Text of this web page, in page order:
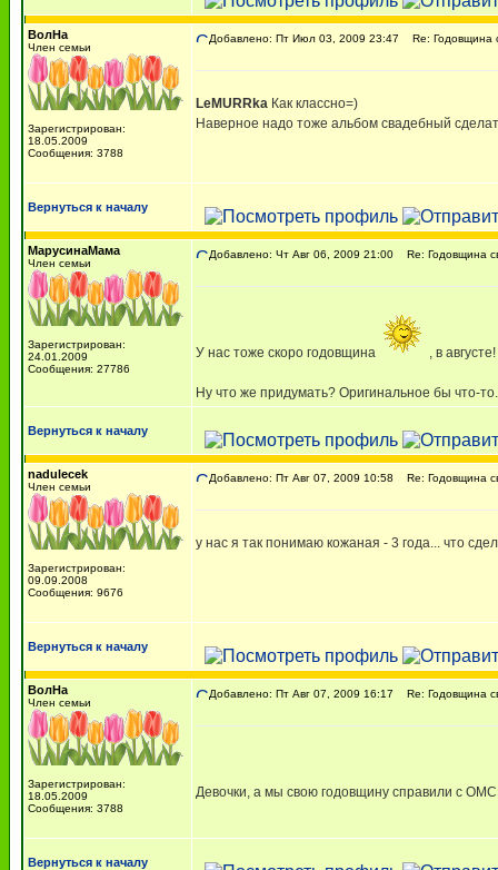
ВолНа
Член семьи
Зарегистрирован:
18.05.2009
Сообщения: 3788
Добавлено: Пт Июл 03, 2009 23:47 Re: Годовщина
LeMURRka Как классно=)
Наверное надо тоже альбом свадебный
Вернуться к началу
МарусинаМама
Член семьи
Зарегистрирован:
24.01.2009
Сообщения: 27786
Добавлено: Чт Авг 06, 2009 21:00 Re: Годовщина
У нас тоже скоро годовщина , в
Ну что же придумать? Оригинальное бы что-
Вернуться к началу
nadulecek
Член семьи
Зарегистрирован:
09.09.2008
Сообщения: 9676
Добавлено: Пт Авг 07, 2009 10:58 Re: Годовщина
у нас я так понимаю кожаная - 3 года... что
Вернуться к началу
ВолНа
Член семьи
Зарегистрирован:
18.05.2009
Сообщения: 3788
Добавлено: Пт Авг 07, 2009 16:17 Re: Годовщина
Девочки, а мы свою годовщину справили с
Вернуться к началу